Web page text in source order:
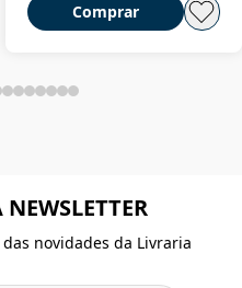
Comprar
novidades da Livraria